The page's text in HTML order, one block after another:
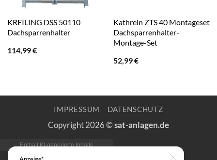
KREILING DSS 50110
Dachsparrenhalter
114,99€
Kathrein ZTS 40 Montageset
Dachsparrenhalter-
Montage-Set
52,99€
IMPRESSUM DATENSCHUTZ
Copyright 2026 ©sat-anlagen.de